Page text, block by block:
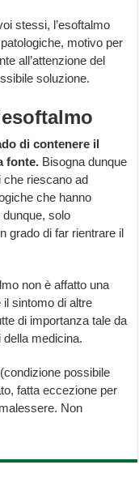
stessi, l’esoftalmo
motivo per
all’attenzione del
soluzione.
di contenere il
fonte. Bisogna dunque
che riescano ad
che hanno
dunque, solo
grado di far rientrare il
non è affatto una
sintomo di altre
di importanza tale da
medicina.
possibile
fatta eccezione per
Non